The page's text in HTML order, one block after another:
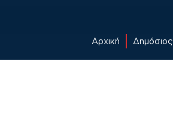
Αρχική